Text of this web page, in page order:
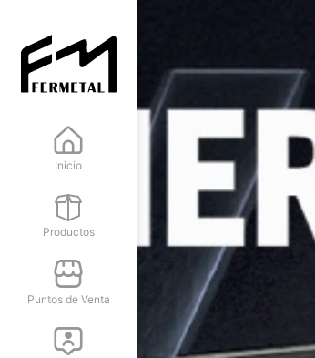
Inicio
Productos
Puntos de Venta